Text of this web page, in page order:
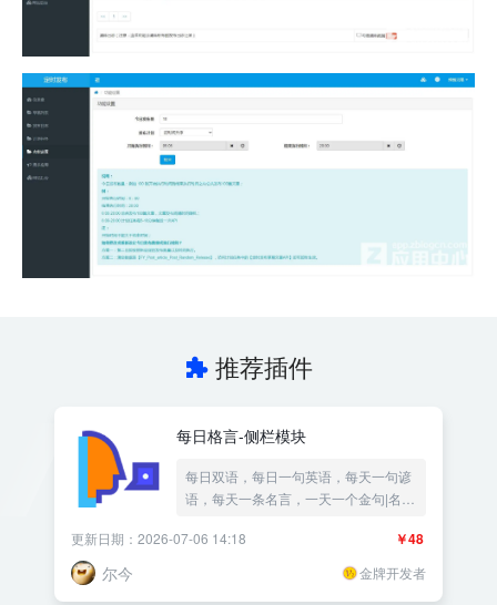
推荐插件
每日格言-侧栏模块
每日双语，每日一句英语，每天一句谚
语，每天一条名言，一天一个金句|名人
《益吾库》尔今作品
￥48
更新日期：2026-07-06 14:18
尔今 金牌开发者